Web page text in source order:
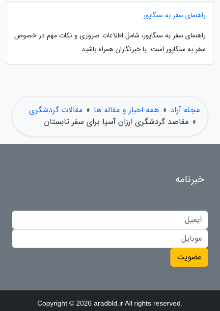
راهنمای سفر به سنگاپور
راهنمای سفر به سنگاپور، شامل اطلاعات ضروری و نکات مهم در خصوص
سفر به سنگاپور است. با خبرنگاران همراه باشید.
مجله آراد » همه اخبار و مقاله ها » مقالات گردشگری
» مقاصد گردشگری ارزان آسیا برای سفر تابستان
خبرنامه
عضویت
Copyright © 2026 aradbld.ir All rights reserved.